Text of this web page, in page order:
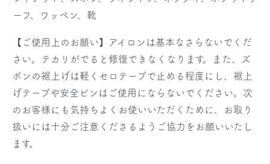
ーフ、ワッペン、靴
【ご使用上のお願い】アイロンは基本なさらないでくだ
さい。テカリがでると修復できなくなります。また、ズ
ボンの裾上げは軽くセロテープで止める程度にし、裾上
げテープや安全ピンはご使用にならないでください。次
のお客様にも気持ちよくお使いいただくために、お取り
扱いには十分ご注意くださるようご協力をお願いいたし
ます。